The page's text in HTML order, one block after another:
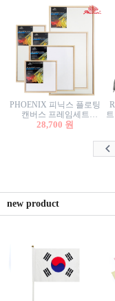
PHOENIX 피닉스 플로팅
캔버스 프레임세트
50x50cm/액자캔버스/인테
28,700 원
new product